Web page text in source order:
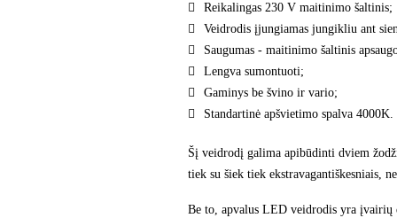
Reikalingas 230 V maitinimo šaltinis;
Veidrodis įjungiamas jungikliu ant
Saugumas - maitinimo šaltinis
Lengva sumontuoti;
Gaminys be švino ir vario;
Standartinė apšvietimo spalva 4000K.
Šį veidrodį galima apibūdinti dviem
tiek su šiek tiek ekstravagantiškesniais,
Be to, apvalus LED veidrodis yra įvairių